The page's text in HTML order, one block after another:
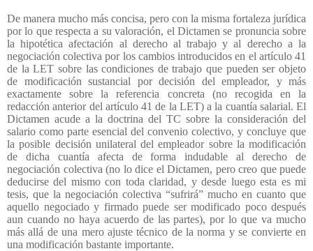
De manera mucho más concisa, pero con la misma fortaleza jurídica
por lo que respecta a su valoración, el Dictamen se pronuncia sobre
la hipotética afectación al derecho al trabajo y al derecho a la
negociación colectiva por los cambios introducidos en el artículo 41
de la LET sobre las condiciones de trabajo que pueden ser objeto
de modificación sustancial por decisión del empleador, y más
exactamente sobre la referencia concreta (no recogida en la
redacción anterior del artículo 41 de la LET) a la cuantía salarial. El
Dictamen acude a la doctrina del TC sobre la consideración del
salario como parte esencial del convenio colectivo, y concluye que
la posible decisión unilateral del empleador sobre la modificación
de dicha cuantía afecta de forma indudable al derecho de
negociación colectiva (no lo dice el Dictamen, pero creo que puede
deducirse del mismo con toda claridad, y desde luego esta es mi
tesis, que la negociación colectiva “sufrirá” mucho en cuanto que
aquello negociado y firmado puede ser modificado poco después
aun cuando no haya acuerdo de las partes), por lo que va mucho
más allá de una mero ajuste técnico de la norma y se convierte en
una modificación bastante importante.